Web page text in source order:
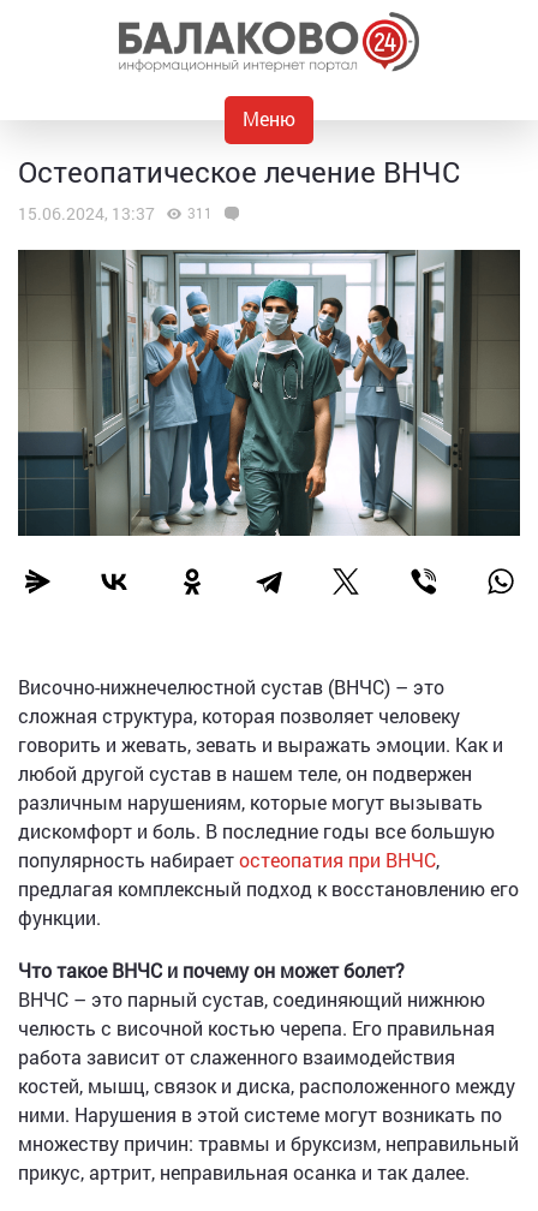
Меню
Остеопатическое лечение ВНЧС
15.06.2024, 13:37 311
Височно-нижнечелюстной сустав (ВНЧС) – это
сложная структура, которая позволяет человеку
говорить и жевать, зевать и выражать эмоции. Как и
любой другой сустав в нашем теле, он подвержен
различным нарушениям, которые могут вызывать
дискомфорт и боль. В последние годы все большую
популярность набираетостеопатия при ВНЧС,
предлагая комплексный подход к восстановлению его
функции.
Что такое ВНЧС и почему он может болет?
ВНЧС – это парный сустав, соединяющий нижнюю
челюсть с височной костью черепа. Его правильная
работа зависит от слаженного взаимодействия
костей, мышц, связок и диска, расположенного между
ними. Нарушения в этой системе могут возникать по
множеству причин: травмы и бруксизм, неправильный
прикус, артрит, неправильная осанка и так далее.